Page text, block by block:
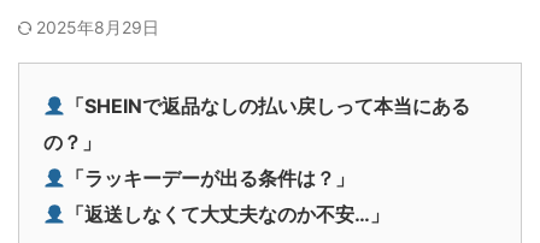
2025年8月29日
「SHEINで返品なしの払い戻しって本当にある
の？」
「ラッキーデーが出る条件は？」
「返送しなくて大丈夫なのか不安…」